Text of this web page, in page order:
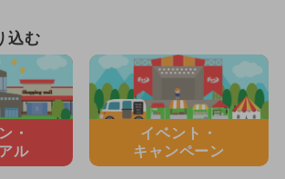
込む
・
ル
イベント・
キャンペーン